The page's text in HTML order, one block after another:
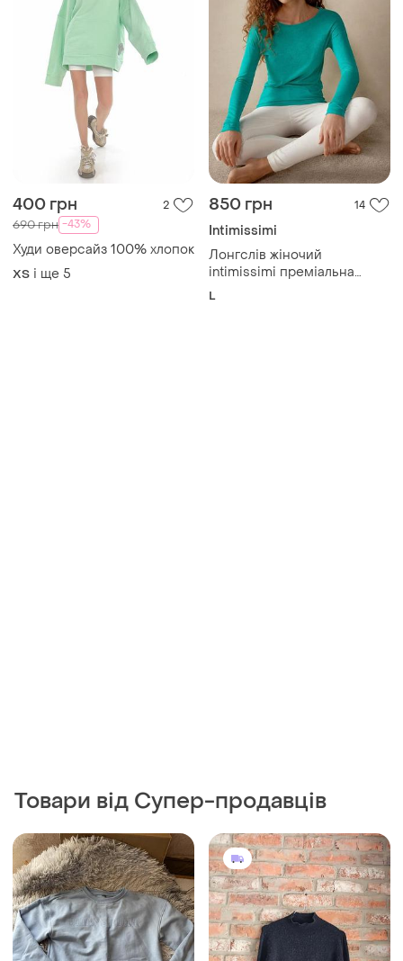
400 грн
-43%
Худи оверсайз 100% хлопок
850 грн 14
Intimissimi
Лонгслів жіночий
intimissimi преміальна
бавовна supima легка тонка
напівпрозора та
неймовірно м’яка l